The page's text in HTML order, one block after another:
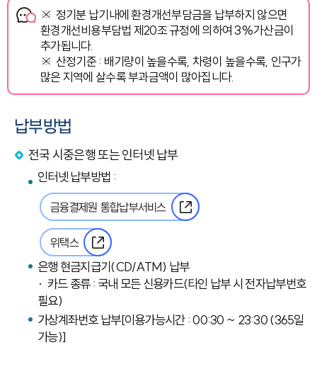
※ 정기분 납기내에 환경개선부담금을 납부하지 않으면
환경개선비용부담법 제20조 규정에 의하여 3%가산금이
추가됩니다.
※ 산정기준 : 배기량이 높을수록, 차령이 높을수록, 인구가
많은 지역에 살수록 부과금액이 많아집니다.
납부방법
전국 시중은행 또는 인터넷 납부
인터넷 납부방법 :
금융결제원 통합납부서비스
위택스
은행 현금지급기(CD/ATM) 납부
· 카드 종류 : 국내 모든 신용카드(타인 납부 시 전자납부번호
필요)
가상계좌번호 납부[이용가능시간 : 00:30 ~ 23:30 (365일
가능)]